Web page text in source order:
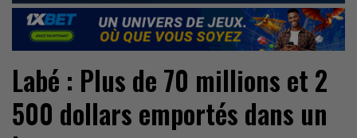
Labé : Plus de 70 millions et 2
500 dollars emportés dans un